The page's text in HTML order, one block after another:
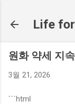
Life
원화 약세 지
3월 21, 2026
```html